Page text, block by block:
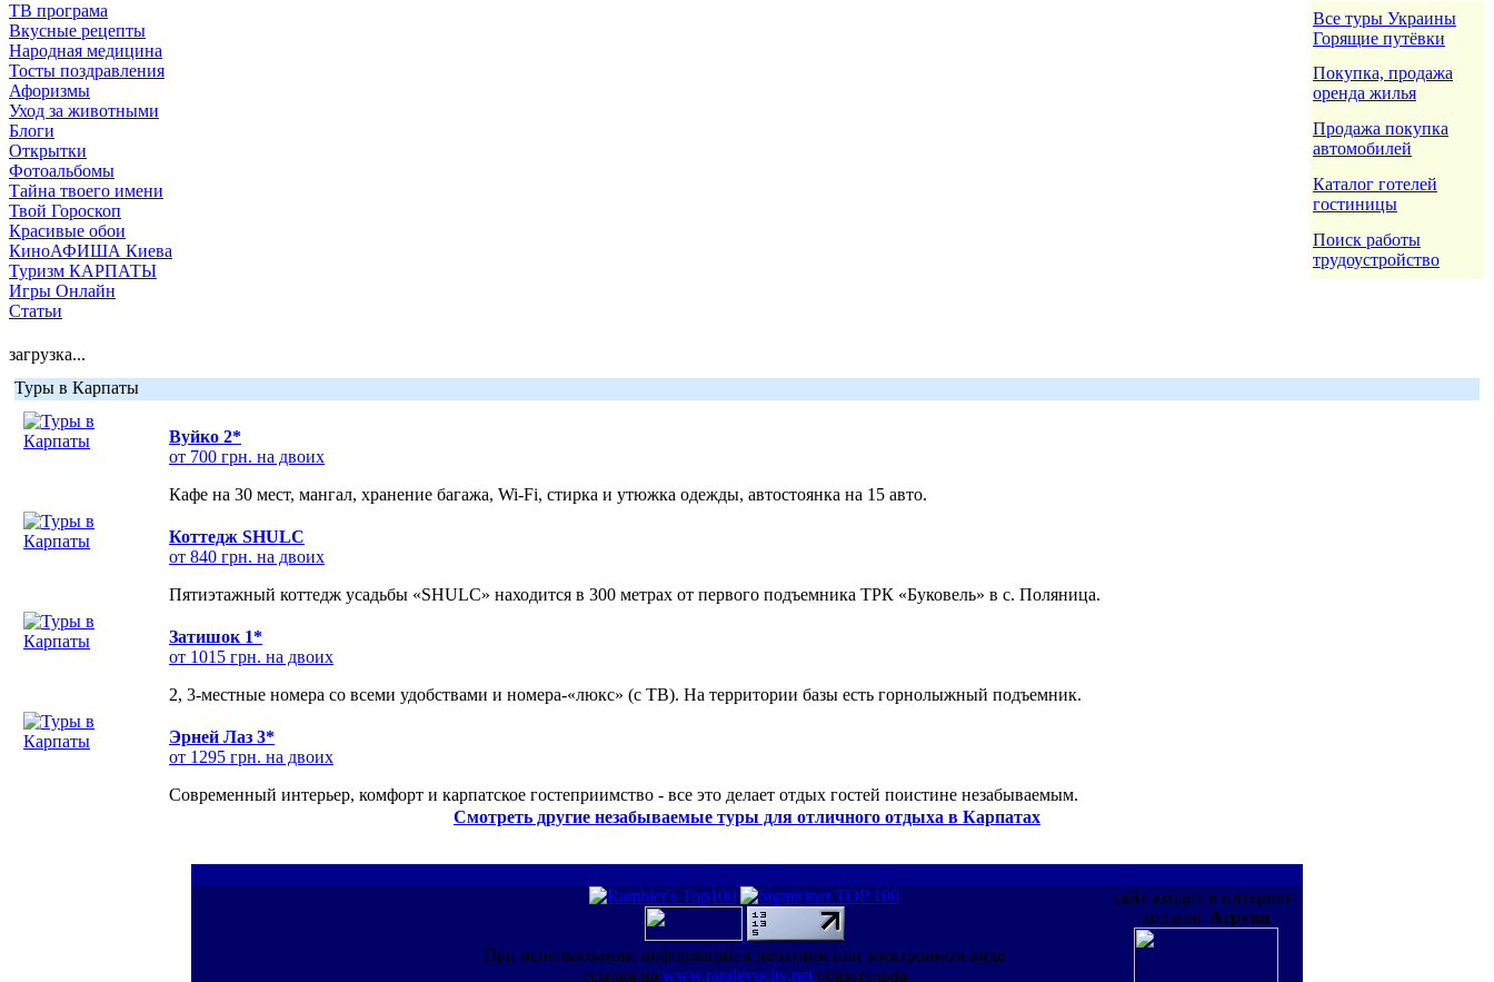
ТВ програма
Вкусные рецепты
Народная медицина
Тосты поздравления
Афоризмы
Уход за животными
Блоги
Открытки
Фотоальбомы
Тайна твоего имени
Твой Гороскоп
Красивые обои
КиноАФИША Киева
Туризм КАРПАТЫ
Игры Онлайн
Статьи
Все туры Украины
Горящие путёвки
Покупка, продажа
оренда жилья
Продажа покупка
автомобилей
Каталог готелей
гостиницы
Поиск работы
трудоустройство
загрузка...
Туры в Карпаты
Вуйко 2*
от 700 грн. на двоих
Кафе на 30 мест, мангал, хранение багажа, Wi-Fi, стирка и утюжка одежды, автостоянка на 15 авто.
Коттедж SHULC
от 840 грн. на двоих
Пятиэтажный коттедж усадьбы «SHULC» находится в 300 метрах от первого подъемника ТРК «Буковель» в с. Поляница.
Затишок 1*
от 1015 грн. на двоих
2, 3-местные номера со всеми удобствами и номера-«люкс» (с ТВ). На территории базы есть горнолыжный подъемник.
Эрней Лаз 3*
от 1295 грн. на двоих
Современный интерьер, комфорт и карпатское гостеприимство - все это делает отдых гостей поистине незабываемым.
Смотреть другие незабываемые туры для отличного отдыха в Карпатах
При использовании информации в печатном или электронном виде
ссылка на www.randevucity.netобязательна
сайт входит в интернет-
холдинг Агрупп